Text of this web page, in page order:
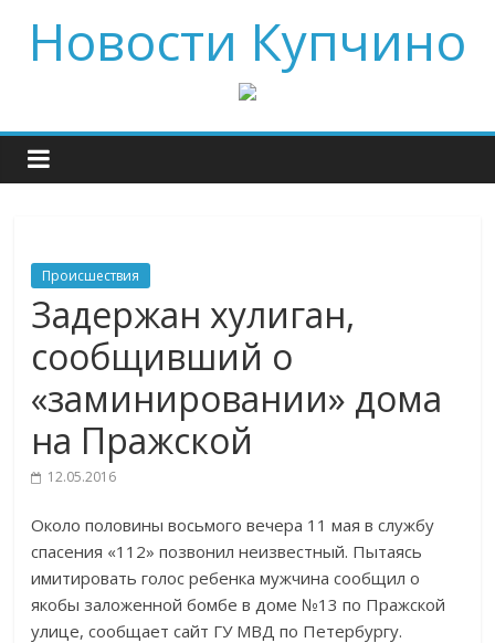
Новости Купчино
Происшествия
Задержан хулиган,
сообщивший о
«заминировании» дома
на Пражской
12.05.2016
Около половины восьмого вечера 11 мая в службу
спасения «112» позвонил неизвестный. Пытаясь
имитировать голос ребенка мужчина сообщил о
якобы заложенной бомбе в доме №13 по Пражской
улице, сообщает сайт ГУ МВД по Петербургу.